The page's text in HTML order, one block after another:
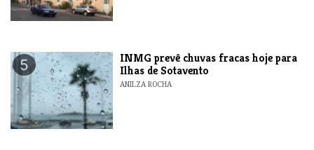
5
INMG prevê chuvas fracas hoje para
Ilhas de Sotavento
ANILZA ROCHA